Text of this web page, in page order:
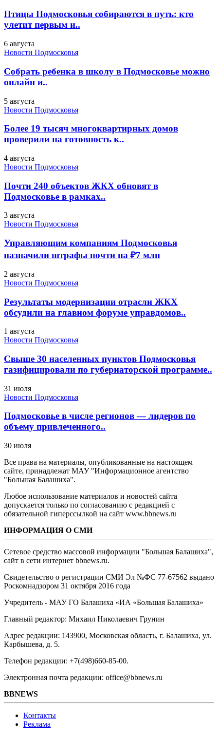
Птицы Подмосковья собираются в путь: кто
улетит первым и..
6 августа
Новости Подмосковья
Собрать ребенка в школу в Подмосковье можно
онлайн и..
5 августа
Новости Подмосковья
Более 19 тысяч многоквартирных домов
проверили на готовность к..
4 августа
Новости Подмосковья
Почти 240 объектов ЖКХ обновят в
Подмосковье в рамках..
3 августа
Новости Подмосковья
Управляющим компаниям Подмосковья
назначили штрафы почти на ₽7 млн
2 августа
Новости Подмосковья
Результаты модернизации отрасли ЖКХ
обсудили на главном форуме управдомов..
1 августа
Новости Подмосковья
Свыше 30 населенных пунктов Подмосковья
газифицировали по губернаторской программе..
31 июля
Новости Подмосковья
Подмосковье в числе регионов — лидеров по
объему привлеченного..
30 июля
Все права на материалы, опубликованные на настоящем
сайте, принадлежат МАУ "Информационное агентство
"Большая Балашиха".
Любое использование материалов и новостей сайта
допускается только по согласованию с редакцией с
обязательной гиперссылкой на сайт www.bbnews.ru
ИНФОРМАЦИЯ О СМИ
Сетевое средство массовой информации "Большая Балашиха",
сайт в сети интернет bbnews.ru.
Свидетельство о регистрации СМИ Эл №ФС ‎77-67562 выдано
Роскомнадзором 31 октября 2016 года
Учредитель - МАУ ГО Балашиха «ИА «Большая Балашиха»
Главный редактор: Михаил Николаевич Грунин
Адрес редакции: 143900, Московская область, г. Балашиха, ул.
Карбышева, д. 5.
Телефон редакции: +7(498)660-85-00.
Электронная почта редакции: office@bbnews.ru
BBNEWS
Контакты
Реклама